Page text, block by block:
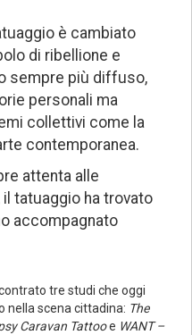
è cambiato
di ribellione e
sempre più diffuso,
personali ma
collettivi come la
contemporanea.
attenta alle
tatuaggio ha trovato
accompagnato
tre studi che oggi
nella scena cittadina: The
Caravan Tattooe WANT –